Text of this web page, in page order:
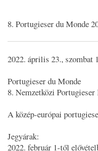
8. Portugieser du Monde
2022. április 23., szombat
Portugieser du Monde
8. Nemzetközi
A közép-európai
Jegyárak:
2022. február 1-től